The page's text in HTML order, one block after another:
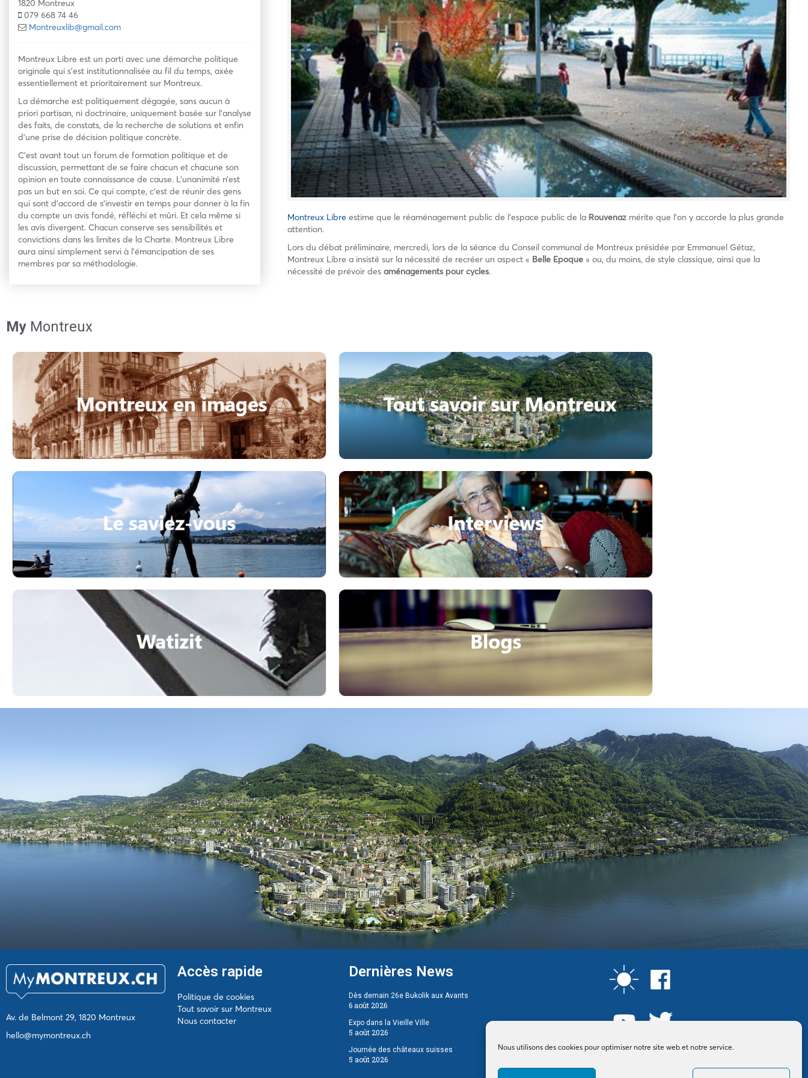
Nous utilisons des cookies pour optimiser notre site web et notre service.
1820 Montreux
079 668 74 46
Montreuxlib@gmail.com
Montreux Libre est un parti avec une démarche politique
originale qui s’est institutionnalisée au fil du temps, axée
essentiellement et prioritairement sur Montreux.
La démarche est politiquement dégagée, sans aucun à
priori partisan, ni doctrinaire, uniquement basée sur l’analyse
des faits, de constats, de la recherche de solutions et enfin
d’une prise de décision politique concrète.
C’est avant tout un forum de formation politique et de
discussion, permettant de se faire chacun et chacune son
opinion en toute connaissance de cause. L’unanimité n’est
pas un but en soi. Ce qui compte, c’est de réunir des gens
qui sont d’accord de s’investir en temps pour donner à la fin
du compte un avis fondé, réfléchi et mûri. Et cela même si
les avis divergent. Chacun conserve ses sensibilités et
convictions dans les limites de la Charte. Montreux Libre
aura ainsi simplement servi à l’émancipation de ses
membres par sa méthodologie.
Montreux Libre estime que le réaménagement public de l’espace public de la Rouvenaz mérite que l’on y accorde la plus grande
attention.
Lors du débat préliminaire, mercredi, lors de la séance du Conseil communal de Montreux présidée par Emmanuel Gétaz,
Montreux Libre a insisté sur la nécessité de recréer un aspect « Belle Epoque » ou, du moins, de style classique, ainsi que la
nécessité de prévoir des aménagements pour cycles.
My Montreux
Av. de Belmont 29, 1820 Montreux
hello@mymontreux.ch
Accès rapide
Politique de cookies
Tout savoir sur Montreux
Nous contacter
Dernières News
Dès demain 26e Bukolik aux Avants
6 août 2026
Expo dans la Vieille Ville
5 août 2026
Journée des châteaux suisses
5 août 2026